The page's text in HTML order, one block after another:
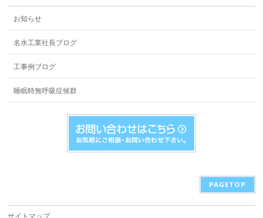
お知らせ
名水工業社長ブログ
工事例ブログ
睡眠時無呼吸症候群
PAGETOP
サイトマップ